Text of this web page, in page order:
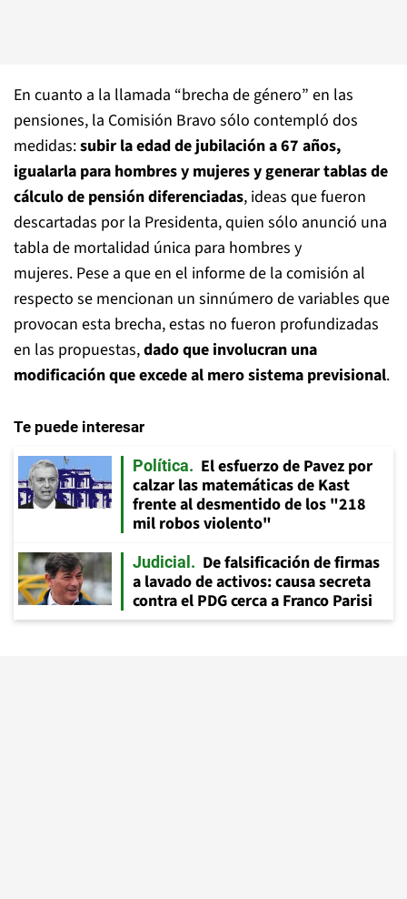
En cuanto a la llamada “brecha de género” en las
pensiones, la Comisión Bravo sólo contempló dos
medidas:subir la edad de jubilación a 67 años,
igualarla para hombres y mujeres y generar tablas de
cálculo de pensión diferenciadas, ideas que fueron
descartadas por la Presidenta, quien sólo anunció una
tabla de mortalidad única para hombres y
mujeres. Pese a que en el informe de la comisión al
respecto se mencionan un sinnúmero de variables que
provocan esta brecha, estas no fueron profundizadas
en las propuestas,dado que involucran una
modificación que excede al mero sistema previsional.
Te puede interesar
Política
El esfuerzo de Pavez por
calzar las matemáticas de Kast
frente al desmentido de los "218
mil robos violento"
Judicial
De falsificación de firmas
a lavado de activos: causa secreta
contra el PDG cerca a Franco Parisi